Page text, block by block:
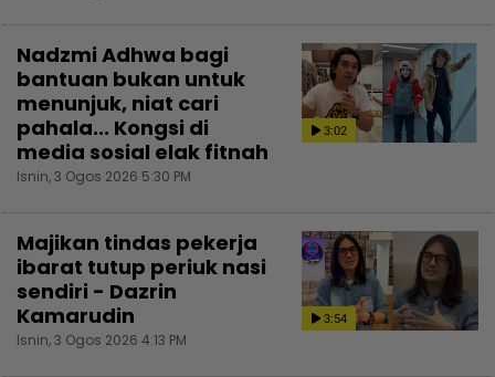
3:02
Nadzmi Adhwa bagi
bantuan bukan untuk
menunjuk, niat cari
pahala... Kongsi di
media sosial elak fitnah
Isnin, 3 Ogos 2026 5:30 PM
3:54
Majikan tindas pekerja
ibarat tutup periuk nasi
sendiri - Dazrin
Kamarudin
Isnin, 3 Ogos 2026 4:13 PM